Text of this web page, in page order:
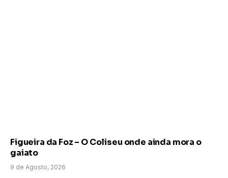
Figueira da Foz – O Coliseu onde ainda mora o
gaiato
9 de Agosto, 2026